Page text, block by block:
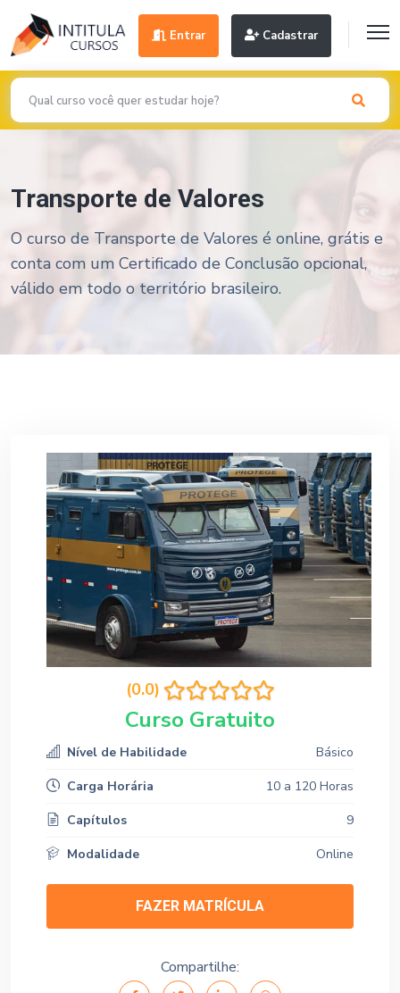
Entrar Cadastrar
Transporte de Valores
O curso de Transporte de Valores é online, grátis e
conta com um Certificado de Conclusão opcional,
válido em todo o território brasileiro.
(0.0)
Curso Gratuito
Nível de Habilidade
Básico
Carga Horária
10 a 120 Horas
Capítulos
9
Modalidade
Online
FAZER MATRÍCULA
Compartilhe: